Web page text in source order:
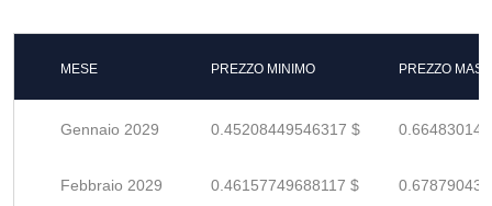
MESE PREZZO MINIMO PREZZO
Gennaio 2029 0.45208449546317 $
Febbraio 2029 0.46157749688117 $